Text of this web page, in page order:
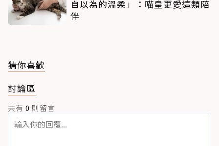
自以為的溫柔」：喵皇更愛這類陪
伴
猜你喜歡
討論區
共有 0 則留言